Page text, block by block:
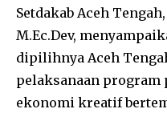
Setdakab Aceh
M.Ec.Dev,
dipilihnya Aceh
pelaksanaan program
ekonomi kreatif